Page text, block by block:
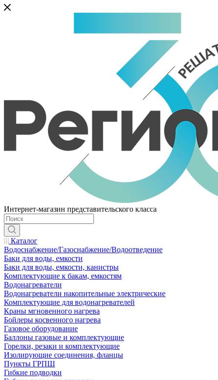
Интернет-магазин представительского класса
Каталог
Водоснабжение/Газоснабжение/Водоотведение
Баки для воды, емкости
Баки для воды, емкости, канистры
Комплектующие к бакам, емкостям
Водонагреватели
Водонагреватели накопительные электрические
Комплектующие для водонагревателей
Краны мгновенного нагрева
Бойлеры косвенного нагрева
Газовое оборудование
Баллоны газовые и комплектующие
Горелки, резаки и комплектующие
Изолирующие соединения, фланцы
Пункты ГРПШ
Гибкие подводки